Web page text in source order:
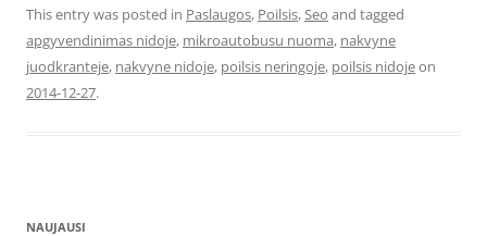
This entry was posted in Paslaugos, Poilsis,Seo and tagged
apgyvendinimas nidoje, mikroautobusu nuoma, nakvyne
juodkranteje, nakvyne nidoje, poilsis neringoje, poilsis nidojeon
2014-12-27.
NAUJAUSI